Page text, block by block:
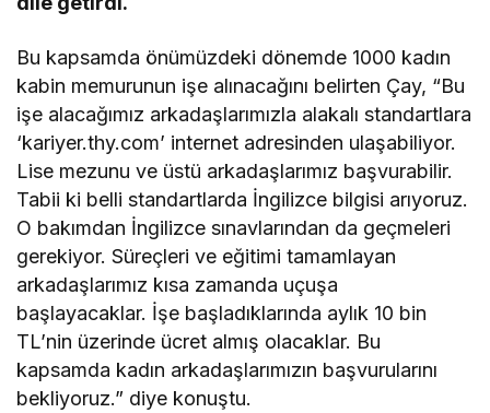
Bu kapsamda önümüzdeki dönemde 1000 kadın
kabin memurunun işe alınacağını belirten Çay, “Bu
işe alacağımız arkadaşlarımızla alakalı standartlara
‘kariyer.thy.com’ internet adresinden ulaşabiliyor.
Lise mezunu ve üstü arkadaşlarımız başvurabilir.
Tabii ki belli standartlarda İngilizce bilgisi arıyoruz.
O bakımdan İngilizce sınavlarından da geçmeleri
gerekiyor. Süreçleri ve eğitimi tamamlayan
arkadaşlarımız kısa zamanda uçuşa
başlayacaklar. İşe başladıklarında aylık 10 bin
TL’nin üzerinde ücret almış olacaklar. Bu
kapsamda kadın arkadaşlarımızın başvurularını
bekliyoruz.” diye konuştu.